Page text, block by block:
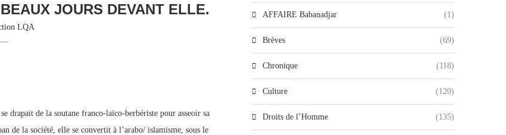
JOURS DEVANT ELLE.
LQA
drapait de la soutane franco-laïco-berbériste pour asseoir sa
de la société, elle se convertit à l’arabo/ islamisme, sous le
AFFAIRE Babanadjar (1)
Brèves (69)
Chronique (118)
Culture (120)
Droits de l’Homme (135)